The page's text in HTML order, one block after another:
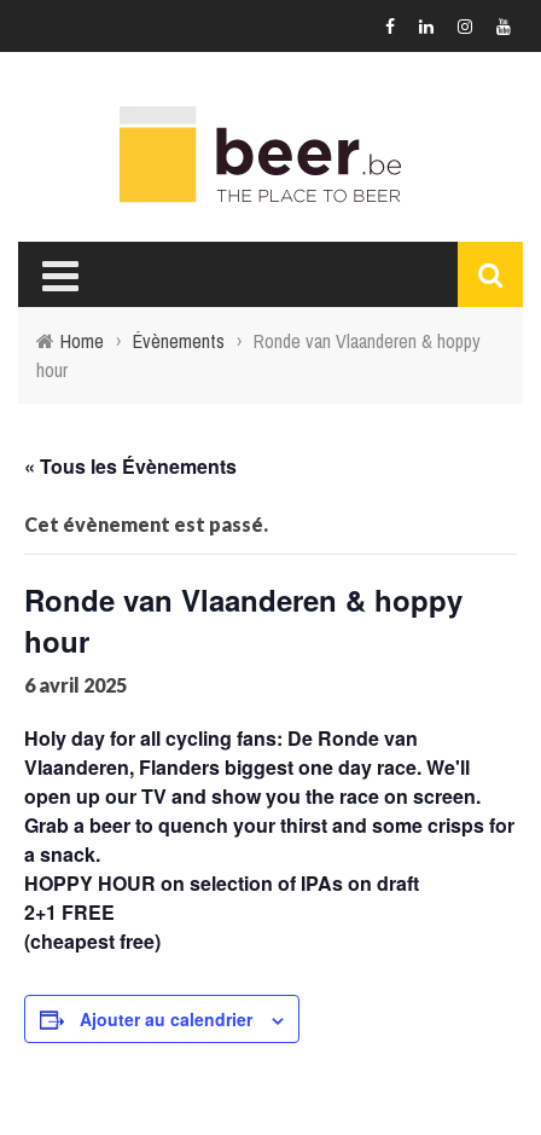
Home › Évènements › Ronde van Vlaanderen & hoppy
hour
« Tous les Évènements
Cet évènement est passé.
Ronde van Vlaanderen & hoppy
hour
6 avril 2025
Holy day for all cycling fans: De Ronde van
Vlaanderen, Flanders biggest one day race. We'll
open up our TV and show you the race on screen.
Grab a beer to quench your thirst and some crisps for
a snack.
HOPPY HOUR on selection of IPAs on draft
2+1 FREE
(cheapest free)
Ajouter au calendrier